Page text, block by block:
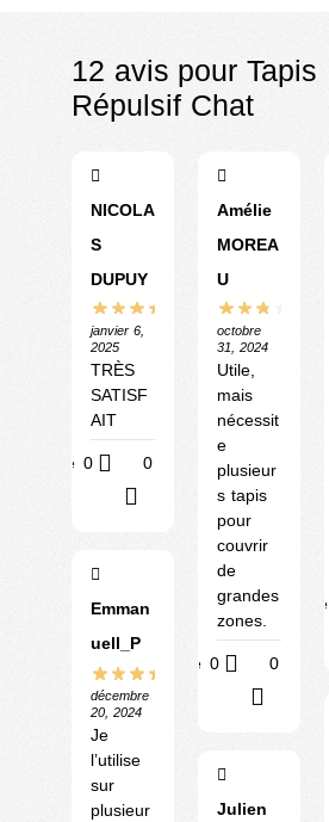
12 avis pour Tapis
Répulsif Chat
NICOLA
S
DUPUY
janvier 6,
2025
TRÈS
SATISF
AIT
Utile 0 0
Emman
uell_P
décembre
20, 2024
Je
l’utilise
sur
plusieur
Amélie
MOREA
U
octobre
31, 2024
Utile,
mais
nécessit
e
plusieur
s tapis
pour
couvrir
de
grandes
zones.
Utile 0 0
Julien
Utile